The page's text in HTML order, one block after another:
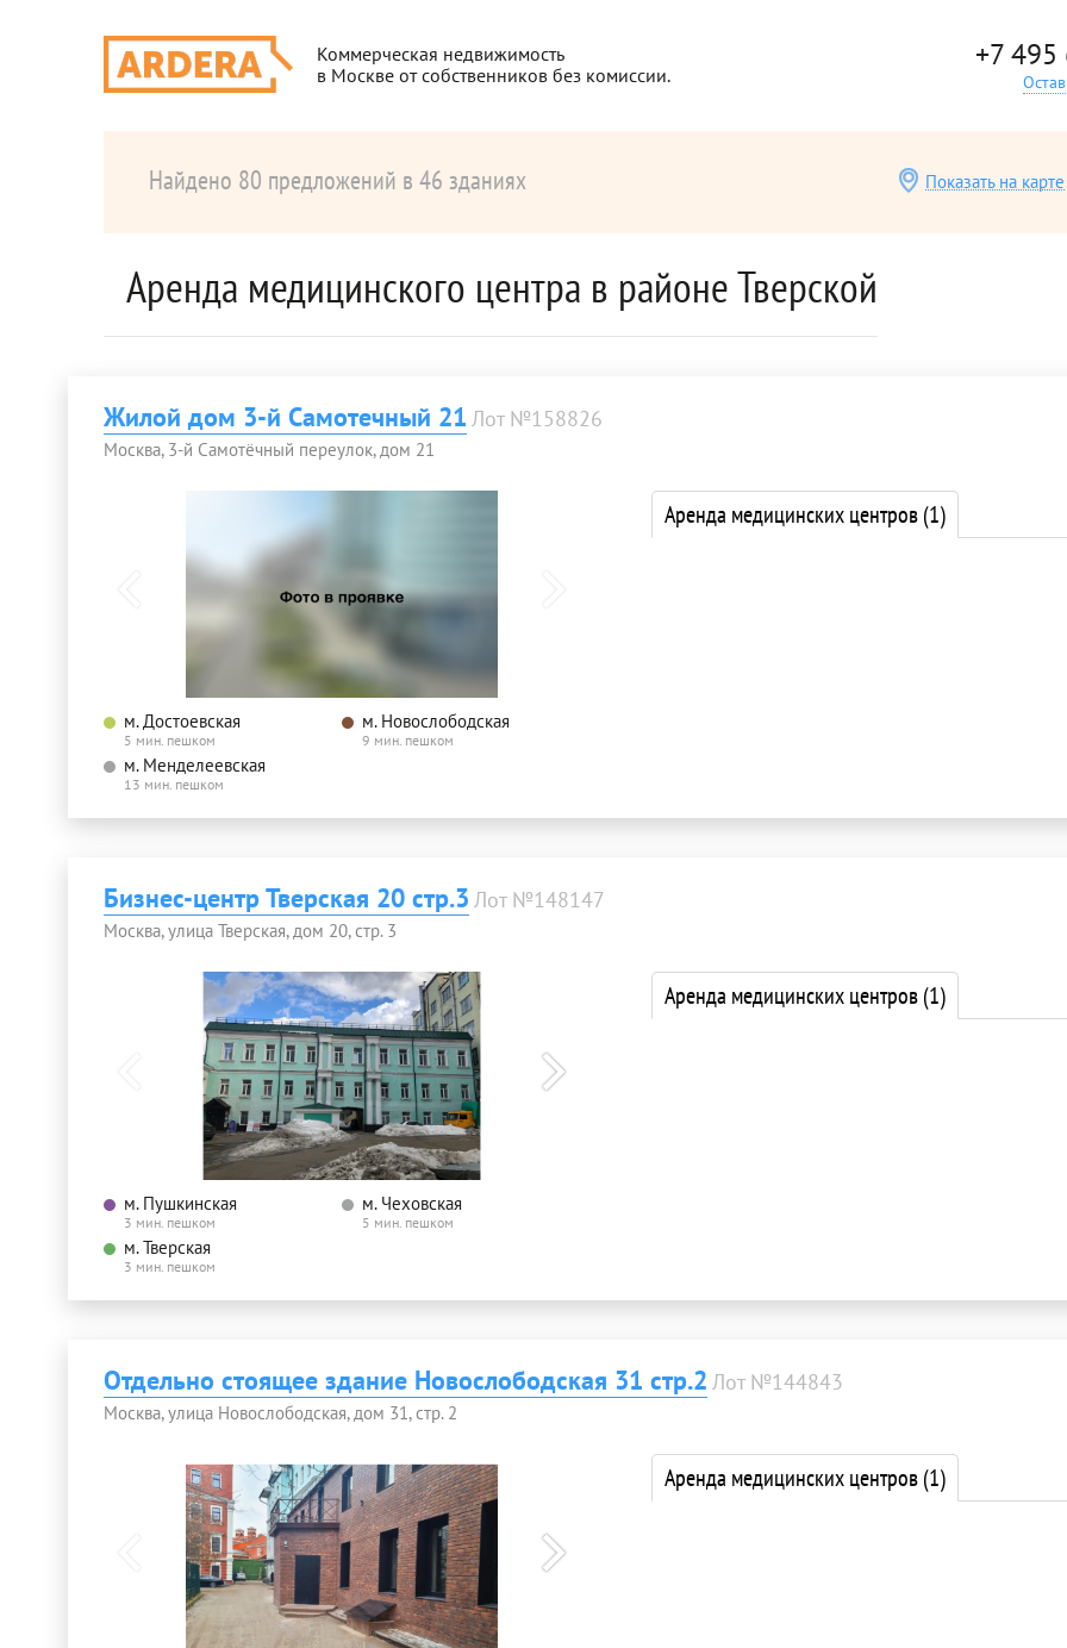
Коммерческая недвижимость
в Москве от собственников без комиссии.
+7
Найдено 80 предложений в 46 зданиях Показать на карте
Аренда медицинского центра в районе Тверской
Жилой дом 3-й Самотечный 21 Лот №158826
Москва, 3-й Самотёчный переулок, дом 21
м. Достоевская
5 мин. пешком
м. Новослободская
9 мин. пешком
м. Менделеевская
13 мин. пешком
Аренда медицинских центров(1)
Бизнес-центр Тверская 20 стр.3 Лот №148147
Москва, улица Тверская, дом 20, стр. 3
м. Пушкинская
3 мин. пешком
м. Чеховская
5 мин. пешком
м. Тверская
3 мин. пешком
Аренда медицинских центров(1)
Отдельно стоящее здание Новослободская 31 стр.2 Лот №144843
Москва, улица Новослободская, дом 31, стр. 2
Аренда медицинских центров(1)